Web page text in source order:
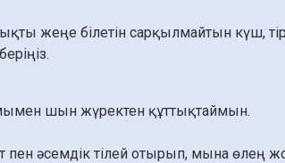
жеңе білетін сарқылмайтын күш,
шын жүректен құттықтаймын.
пен әсемдік тілей отырып, мына өлең